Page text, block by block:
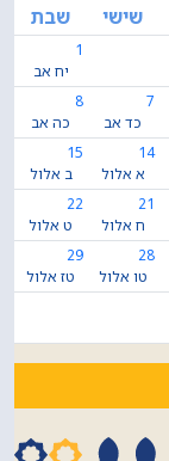
שישי שבת
1
יח אב
7
כד אב
8
כה אב
14
א אלול
15
ב אלול
21
ח אלול
22
ט אלול
28
טו אלול
29
טז אלול